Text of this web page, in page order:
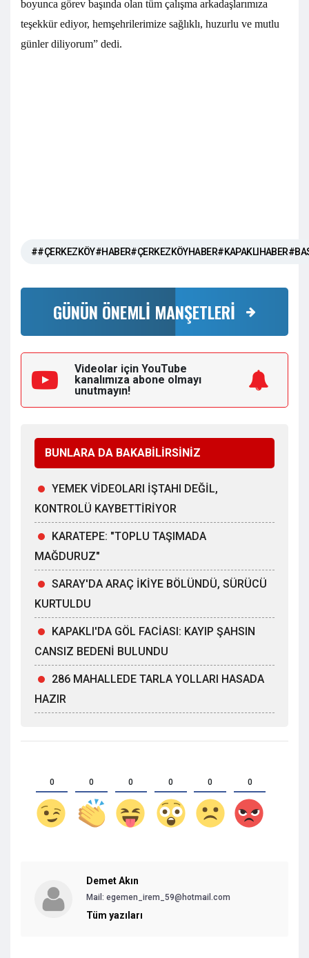
boyunca görev başında olan tüm çalışma arkadaşlarımıza
teşekkür ediyor, hemşehrilerimize sağlıklı, huzurlu ve mutlu
günler diliyorum” dedi.
GÜNÜN ÖNEMLİ MANŞETLERİ
Videolar için YouTube
kanalımıza abone olmayı
unutmayın!
BUNLARA DA BAKABİLİRSİNİZ
YEMEK VİDEOLARI İŞTAHI DEĞİL,
KONTROLÜ KAYBETTİRİYOR
KARATEPE: "TOPLU TAŞIMADA
MAĞDURUZ"
SARAY'DA ARAÇ İKİYE BÖLÜNDÜ, SÜRÜCÜ
KURTULDU
KAPAKLI'DA GÖL FACİASI: KAYIP ŞAHSIN
CANSIZ BEDENİ BULUNDU
286 MAHALLEDE TARLA YOLLARI HASADA
HAZIR
0 0 0 0 0 0
Demet Akın
Mail: egemen_irem_59@hotmail.com
Tüm yazıları